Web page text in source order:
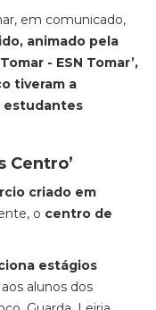
em comunicado,
animado pela
- ESN Tomar’,
tiveram a
estudantes
Centro’
criado em
o centro de
estágios
aos alunos dos